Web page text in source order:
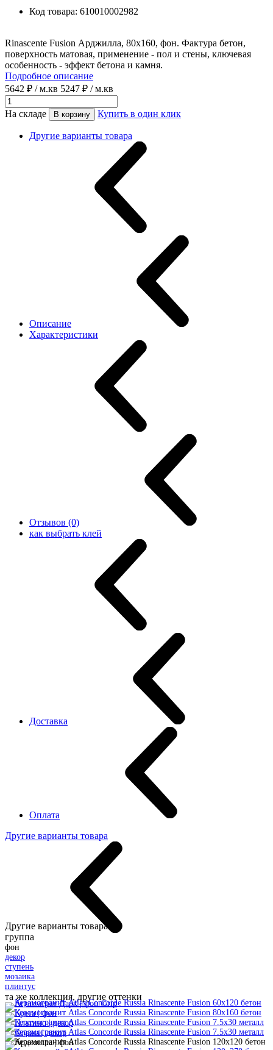
Код товара: 610010002982
Rinascente Fusion Арджилла, 80x160, фон. Фактура бетон,
поверхность матовая, применение - пол и стены, ключевая
особенность - эффект бетона и камня.
Подробное описание
5642 ₽ / м.кв 5247 ₽ / м.кв
На складе В корзину Купить в один клик
Другие варианты товара
Описание
Характеристики
Отзывов (0)
как выбрать клей
Доставка
Оплата
Другие варианты товара
Другие варианты товара:
группа
фон
декор
ступень
мозаика
плинтус
та же коллекция, другие оттенки